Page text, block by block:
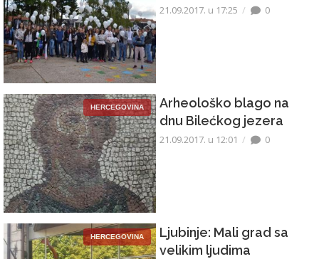
21.09.2017. u 17:25 0
HERCEGOVINA
Arheološko blago na
dnu Bilećkog jezera
21.09.2017. u 12:01 0
HERCEGOVINA
Ljubinje: Mali grad sa
velikim ljudima